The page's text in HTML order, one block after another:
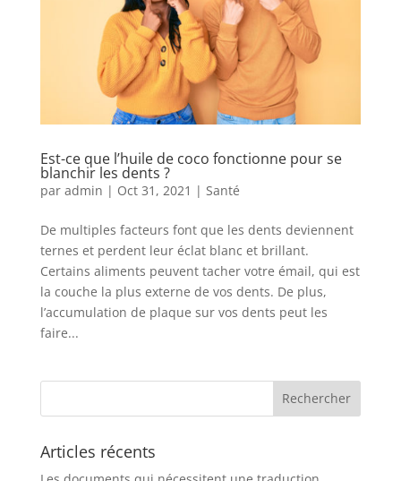
Est-ce que l’huile de coco fonctionne pour se
blanchir les dents ?
par admin | Oct 31, 2021 | Santé
De multiples facteurs font que les dents deviennent
ternes et perdent leur éclat blanc et brillant.
Certains aliments peuvent tacher votre émail, qui est
la couche la plus externe de vos dents. De plus,
l’accumulation de plaque sur vos dents peut les
faire...
Articles récents